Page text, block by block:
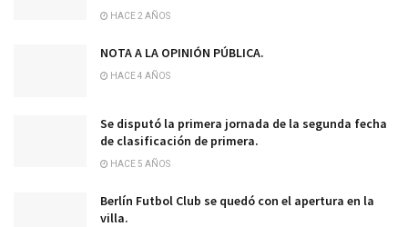
HACE 2 AÑOS
NOTA A LA OPINIÓN PÚBLICA.
HACE 4 AÑOS
Se disputó la primera jornada de la segunda fecha
de clasificación de primera.
HACE 5 AÑOS
Berlín Futbol Club se quedó con el apertura en la
villa.